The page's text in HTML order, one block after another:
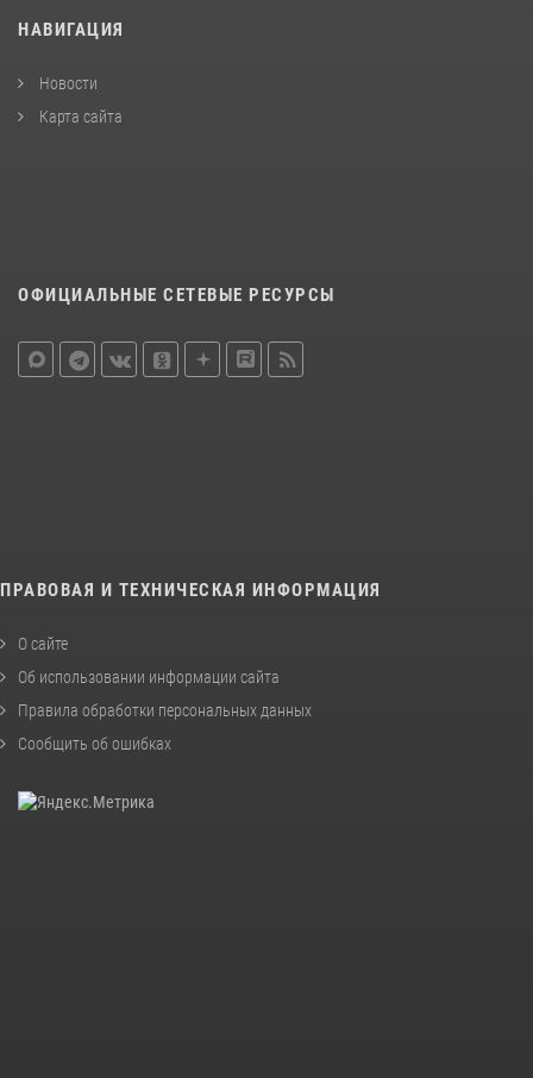
НАВИГАЦИЯ
Новости
Карта сайта
ОФИЦИАЛЬНЫЕ СЕТЕВЫЕ РЕСУРСЫ
ПРАВОВАЯ И ТЕХНИЧЕСКАЯ ИНФОРМАЦИЯ
О сайте
Об использовании информации сайта
Правила обработки персональных данных
Сообщить об ошибках